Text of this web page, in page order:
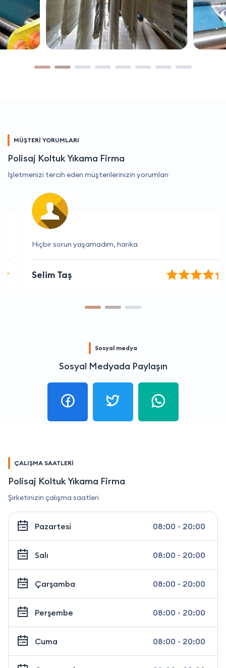
MÜŞTERİ YORUMLARI
Polisaj Koltuk Yıkama Firma
İşletmenizi tercih eden müşterilerinizin yorumları
Hiçbir sorun yaşamadım, harika
Selim Taş
Sosyal medya
Sosyal Medyada Paylaşın
ÇALIŞMA SAATLERİ
Polisaj Koltuk Yıkama Firma
Şirketinizin çalışma saatleri
Pazartesi 08:00 - 20:00
Salı 08:00 - 20:00
Çarşamba 08:00 - 20:00
Perşembe 08:00 - 20:00
Cuma 08:00 - 20:00